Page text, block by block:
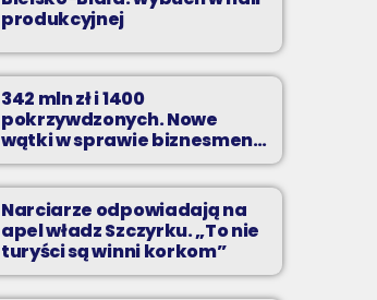
produkcyjnej
342 mln zł i 1400
pokrzywdzonych. Nowe
wątki w sprawie biznesmena
z Bielska-Białej
Narciarze odpowiadają na
apel władz Szczyrku. „To nie
turyści są winni korkom”